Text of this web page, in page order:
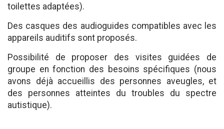
toilettes adaptées).
Des casques des audioguides compatibles avec les
appareils auditifs sont proposés.
Possibilité de proposer des visites guidées de
groupe en fonction des besoins spécifiques (nous
avons déjà accueillis des personnes aveugles, et
des personnes atteintes du troubles du spectre
autistique).